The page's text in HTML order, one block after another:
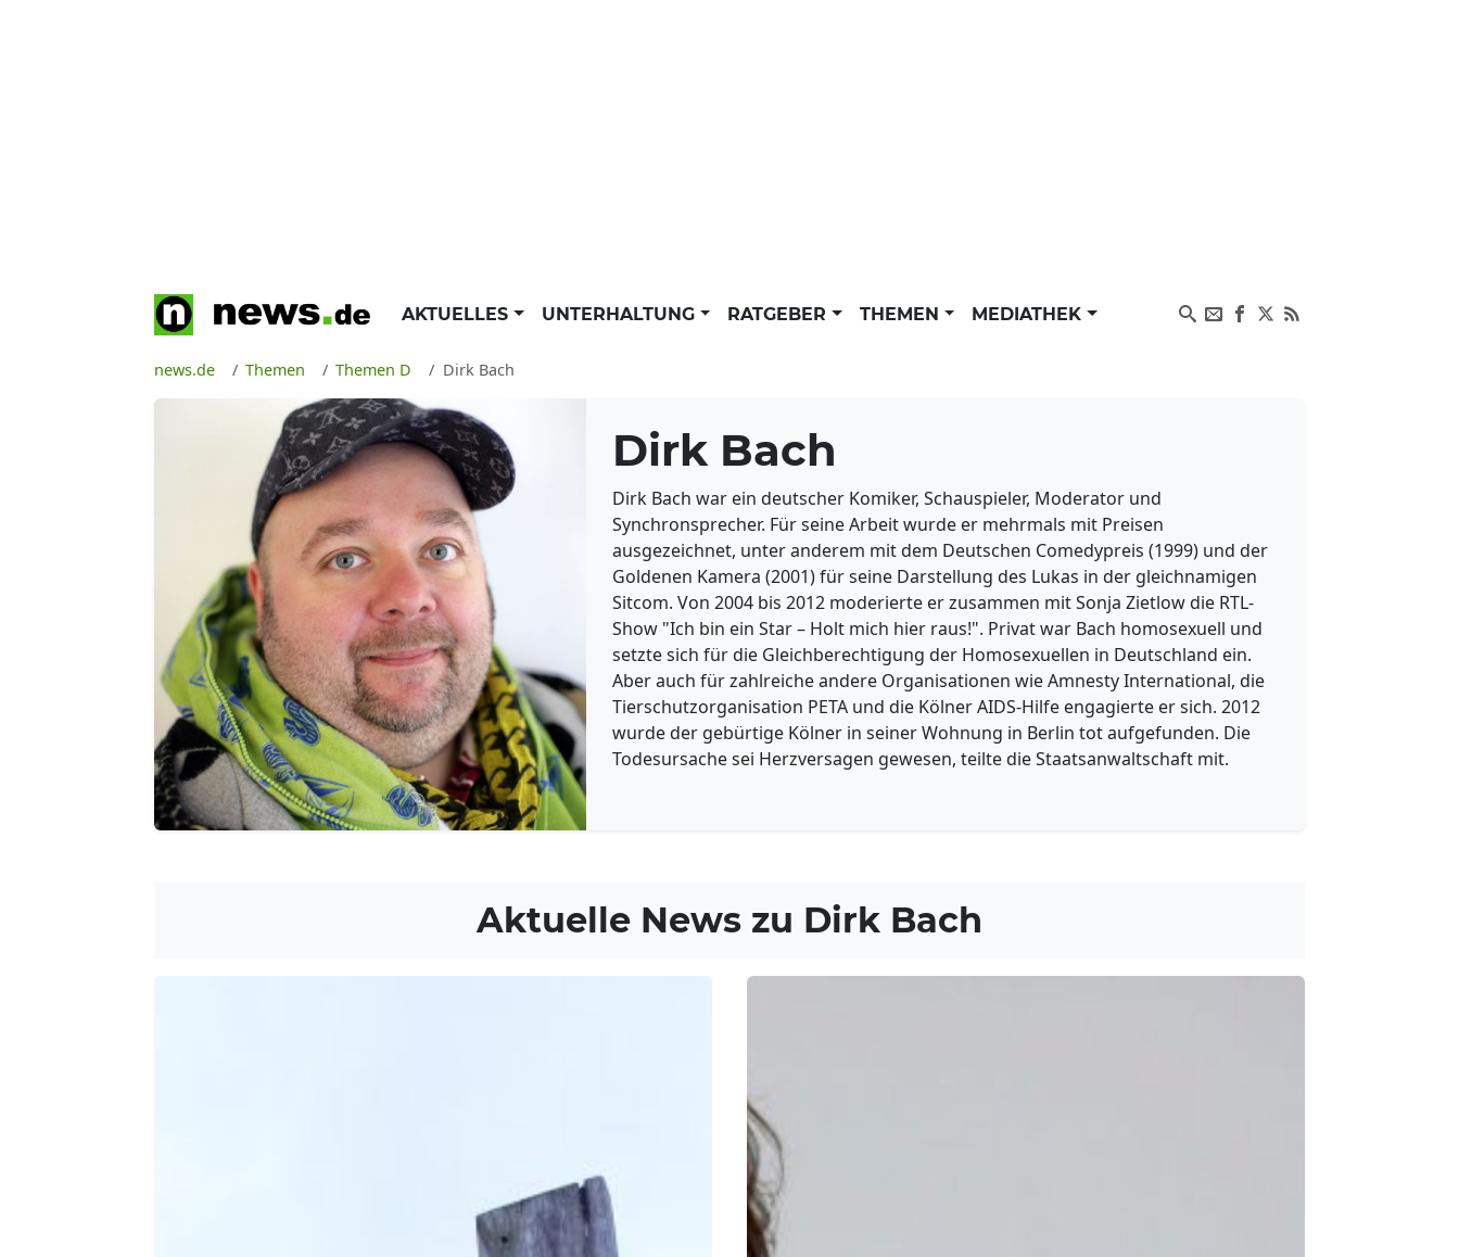
AKTUELLES UNTERHALTUNG RATGEBER THEMEN MEDIATHEK
news.de Themen Themen D Dirk Bach
Dirk Bach
Dirk Bach war ein deutscher Komiker, Schauspieler, Moderator und
Synchronsprecher. Für seine Arbeit wurde er mehrmals mit Preisen
ausgezeichnet, unter anderem mit dem Deutschen Comedypreis (1999) und der
Goldenen Kamera (2001) für seine Darstellung des Lukas in der gleichnamigen
Sitcom. Von 2004 bis 2012 moderierte er zusammen mit Sonja Zietlow die RTL-
Show "Ich bin ein Star – Holt mich hier raus!". Privat war Bach homosexuell und
setzte sich für die Gleichberechtigung der Homosexuellen in Deutschland ein.
Aber auch für zahlreiche andere Organisationen wie Amnesty International, die
Tierschutzorganisation PETA und die Kölner AIDS-Hilfe engagierte er sich. 2012
wurde der gebürtige Kölner in seiner Wohnung in Berlin tot aufgefunden. Die
Todesursache sei Herzversagen gewesen, teilte die Staatsanwaltschaft mit.
Aktuelle News zu Dirk Bach